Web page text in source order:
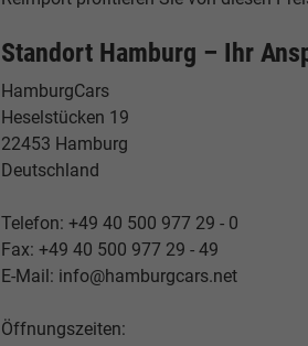
Standort Hamburg – Ihr
HamburgCars
Heselstücken 19
22453 Hamburg
Deutschland
Telefon: +49 40 500 977 29 - 0
Fax: +49 40 500 977 29 - 49
E-Mail: info@hamburgcars.net
Öffnungszeiten: